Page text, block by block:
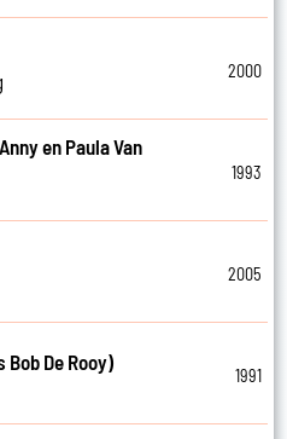
2000
en Paula Van
1993
2005
Bob De Rooy)
1991